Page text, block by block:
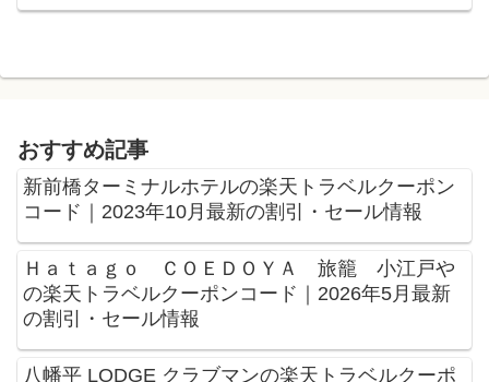
おすすめ記事
新前橋ターミナルホテルの楽天トラベルクーポン
コード｜2023年10月最新の割引・セール情報
Ｈａｔａｇｏ ＣＯＥＤＯＹＡ 旅籠 小江戸や
の楽天トラベルクーポンコード｜2026年5月最新
の割引・セール情報
八幡平 LODGE クラブマンの楽天トラベルクーポ